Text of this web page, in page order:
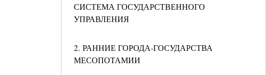
СИСТЕМА ГОСУДАРСТВЕННОГО
УПРАВЛЕНИЯ
2. РАННИЕ ГОРОДА-ГОСУДАРСТВА
МЕСОПОТАМИИ